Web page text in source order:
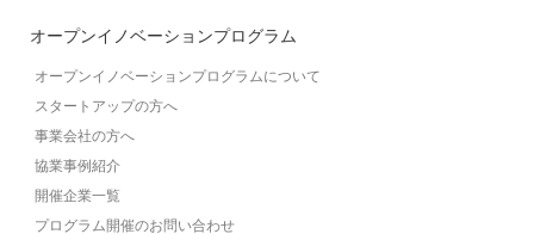
オープンイノベーションプログラム
オープンイノベーションプログラムについて
スタートアップの方へ
事業会社の方へ
協業事例紹介
開催企業一覧
プログラム開催のお問い合わせ